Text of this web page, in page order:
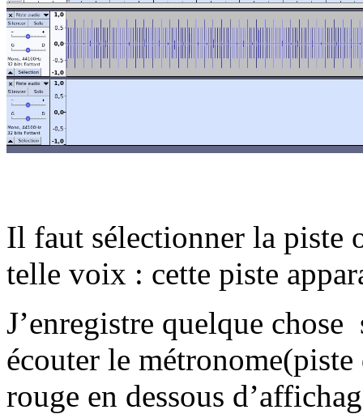
Il faut sélectionner la piste
telle voix : cette piste
J’enregistre quelque
écouter le
rouge en dessous